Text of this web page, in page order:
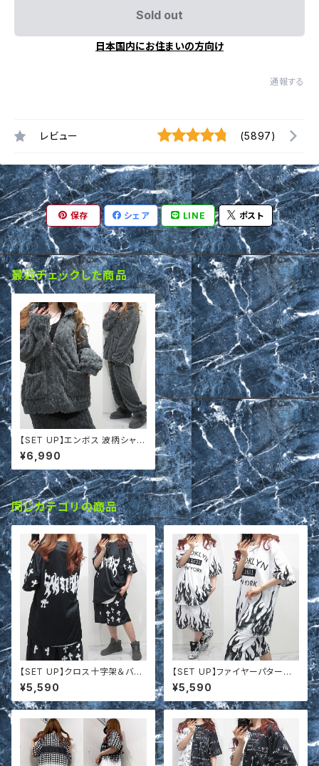
Sold out
日本国内にお住まいの方向け
通報する
レビュー (5897)
保存 シェア LINE ポスト
最近チェックした商品
【SET UP】エンボス 波柄シャギ
ーボア もこもこ ボリュームボア
ハイネックZIP Tops＆パンツ
上下SET
¥6,990
同じカテゴリの商品
【SET UP】クロス十字架＆バッ
クロゴ Tシャツ＆ハーフパンツ
上下セットアップ t661915
¥5,590
【SET UP】ファイヤーパターン
Tシャツ＆ハーフパンツ 上下セッ
トアップ t662018
¥5,590